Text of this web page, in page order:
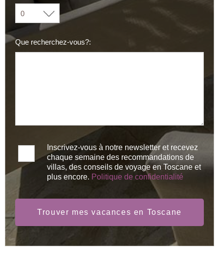
Que recherchez-vous?:
Inscrivez-vous à notre newsletter et recevez
chaque semaine des recommandations de
villas, des conseils de voyage en Toscane et
plus encore. Politique de confidentialité
Trouver mes vacances en Toscane